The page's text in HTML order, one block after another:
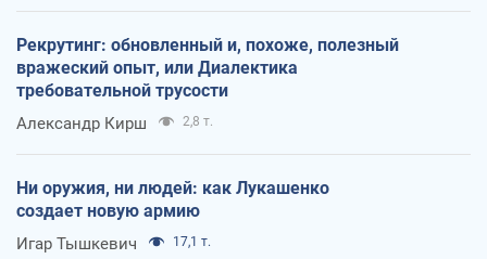
Рекрутинг: обновленный и, похоже, полезный
вражеский опыт, или Диалектика
требовательной трусости
Александр Кирш 2,8 т.
Ни оружия, ни людей: как Лукашенко
создает новую армию
Игар Тышкевич 17,1 т.